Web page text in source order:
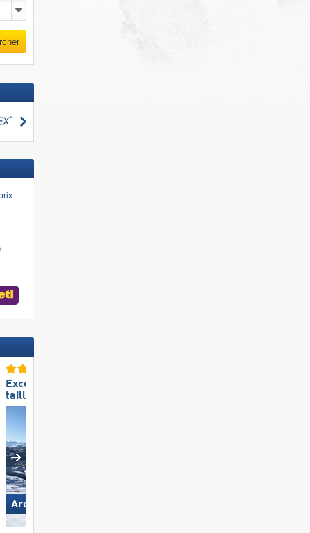
Rechercher
Excellente
taille de domaine skiable
Arosa Lenzerheide